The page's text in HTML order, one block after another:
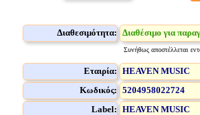
Διαθεσιμότητα: Διαθέσιμο για
Συνήθως αποστέλλεται
Εταιρία: HEAVEN MUSIC
Κωδικός: 5204958022724
Label: HEAVEN MUSIC